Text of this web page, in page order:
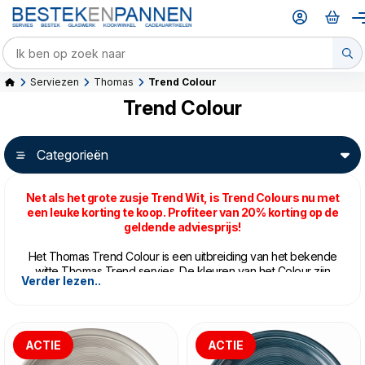
Serviezen Thomas Trend Colour
Trend Colour
Categorieën
Net als het grote zusje Trend Wit, is Trend Colours nu met
een leuke korting te koop. Profiteer van 20% korting op de
geldende adviesprijs!
Het Thomas Trend Colour is een uitbreiding van het bekende
witte Thomas Trend servies. De kleuren van het Colour zijn
geïnspireerd op de kleuren uit het hoge noorden van
in elk huishouden; of de voorkeur nu uitgaat naar Scandi chic
of de meer “hygge” stijl.
Het Ice Blue representeert het blauw van het Arctisch gebied.
Verder lezen..
ACTIE ACTIE